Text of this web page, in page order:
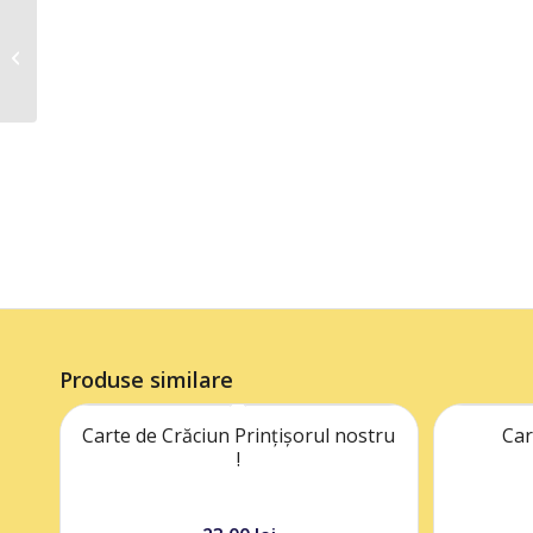
Produse similare
Carte de Crăciun Prințișorul nostru
!